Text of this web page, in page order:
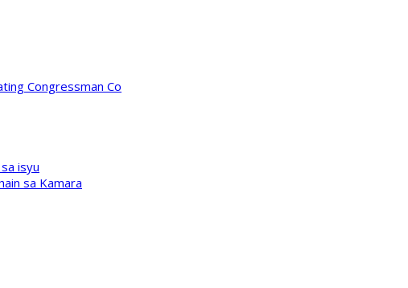
Congressman Co
isyu
sa Kamara